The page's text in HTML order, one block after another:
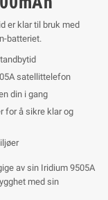
er klar til bruk med
batteriet.
satellittelefon
din i gang
for å sikre klar og
av sin Iridium 9505A
med sin